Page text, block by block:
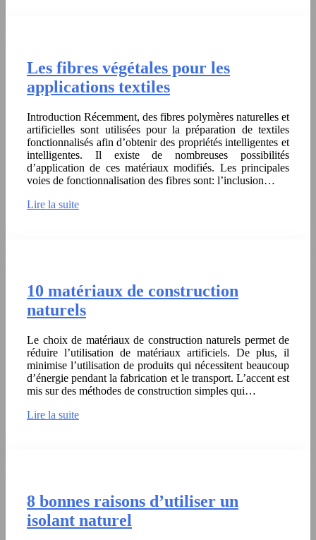
Les fibres végétales pour les
applications textiles
Introduction Récemment, des fibres polymères naturelles et
artificielles sont utilisées pour la préparation de textiles
fonctionnalisés afin d’obtenir des propriétés intelligentes et
intelligentes. Il existe de nombreuses possibilités
d’application de ces matériaux modifiés. Les principales
voies de fonctionnalisation des fibres sont: l’inclusion…
Lire la suite
10 matériaux de construction
naturels
Le choix de matériaux de construction naturels permet de
réduire l’utilisation de matériaux artificiels. De plus, il
minimise l’utilisation de produits qui nécessitent beaucoup
d’énergie pendant la fabrication et le transport. L’accent est
mis sur des méthodes de construction simples qui…
Lire la suite
8 bonnes raisons d’utiliser un
isolant naturel